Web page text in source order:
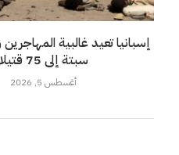
إسبانيا تعيد غالبية المهاجرين
سبتة إلى 75 قتيلا
أغسطس 5, 2026